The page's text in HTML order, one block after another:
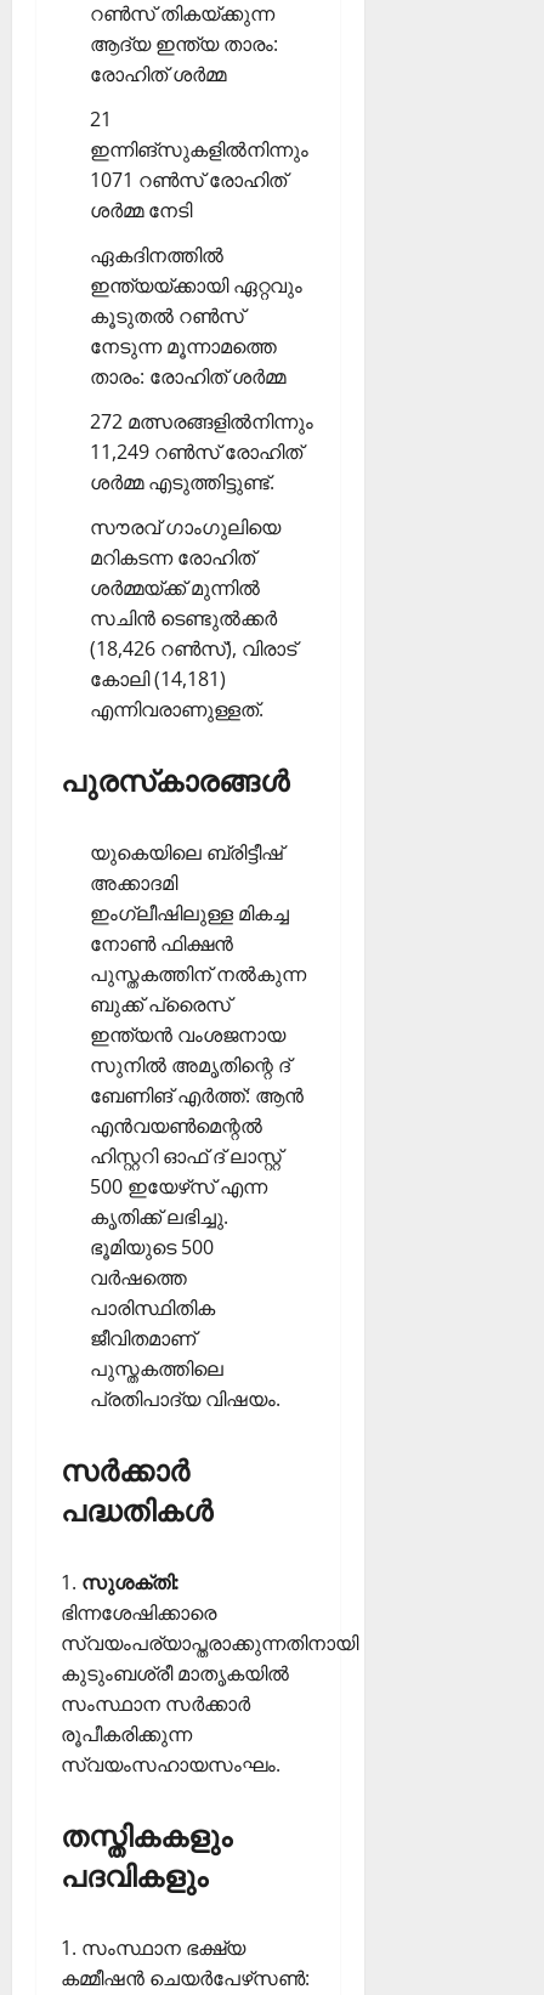
റണ്‍സ് തികയ്ക്കുന്ന
ആദ്യ ഇന്ത്യ താരം:
രോഹിത് ശര്‍മ്മ
21
ഇന്നിങ്‌സുകളില്‍നിന്നും
1071 റണ്‍സ് രോഹിത്
ശര്‍മ്മ നേടി
ഏകദിനത്തില്‍
ഇന്ത്യയ്ക്കായി ഏറ്റവും
കൂടുതല്‍ റണ്‍സ്
നേടുന്ന മൂന്നാമത്തെ
താരം: രോഹിത് ശര്‍മ്മ
272 മത്സരങ്ങളില്‍നിന്നും
11,249 റണ്‍സ് രോഹിത്
ശര്‍മ്മ എടുത്തിട്ടുണ്ട്.
സൗരവ് ഗാംഗുലിയെ
മറികടന്ന രോഹിത്
ശര്‍മ്മയ്ക്ക് മുന്നില്‍
സചിന്‍ ടെണ്ടുല്‍ക്കര്‍
(18,426 റണ്‍സ്), വിരാട്
കോലി (14,181)
എന്നിവരാണുള്ളത്.
പുരസ്‌കാരങ്ങള്‍
യുകെയിലെ ബ്രിട്ടീഷ്
അക്കാദമി
ഇംഗ്ലീഷിലുള്ള മികച്ച
നോണ്‍ ഫിക്ഷന്‍
പുസ്തകത്തിന് നല്‍കുന്ന
ബുക്ക് പ്രൈസ്
ഇന്ത്യന്‍ വംശജനായ
സുനില്‍ അമൃതിന്റെ ദ്
ബേണിങ് എര്‍ത്ത്: ആന്‍
എന്‍വയണ്‍മെന്റല്‍
ഹിസ്റ്ററി ഓഫ് ദ് ലാസ്റ്റ്
500 ഇയേഴ്‌സ് എന്ന
കൃതിക്ക് ലഭിച്ചു.
ഭൂമിയുടെ 500
വര്‍ഷത്തെ
പാരിസ്ഥിതിക
ജീവിതമാണ്
പുസ്തകത്തിലെ
പ്രതിപാദ്യ വിഷയം.
സര്‍ക്കാര്‍
പദ്ധതികള്‍
1. സുശക്തി:
ഭിന്നശേഷിക്കാരെ
സ്വയംപര്യാപ്തരാക്കുന്നതിനായി
കുടുംബശ്രീ മാതൃകയില്‍
സംസ്ഥാന സര്‍ക്കാര്‍
രൂപീകരിക്കുന്ന
സ്വയംസഹായസംഘം.
തസ്തികകളും
പദവികളും
1. സംസ്ഥാന ഭക്ഷ്യ
കമ്മീഷന്‍ ചെയര്‍പേഴ്‌സണ്‍: